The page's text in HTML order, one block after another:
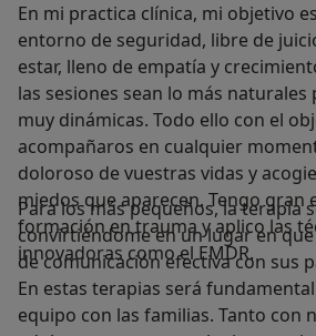
En mi practica clínica, mi objetivo
entorno de seguridad, libre de
estar, lleno de empatía y
las sesiones sean lo más naturales
muy dinámicas. Todo ello con el
acompañaros en cualquier
doloroso de vuestras vidas y
miedos que aparecen. Tengo gran
formación en trauma y aplico las
innovadoras como el EMDR.
Para los más pequeños, la terapia
convirtiéndome en un lugar en
de comunicación efectiva con sus
En estas terapias será
equipo con las familias. Tanto con